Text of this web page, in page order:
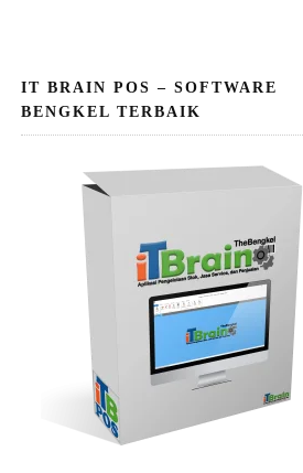
IT BRAIN POS – SOFTWARE
BENGKEL TERBAIK